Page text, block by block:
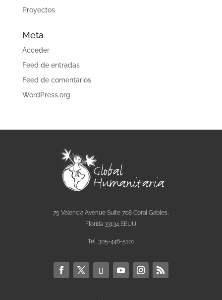
Proyectos
Meta
Acceder
Feed de entradas
Feed de comentarios
WordPress.org
75 Valencia Avenue Suite 708 Coral Gables,
Florida 33134 EEUU
Tel. 305-446-5101